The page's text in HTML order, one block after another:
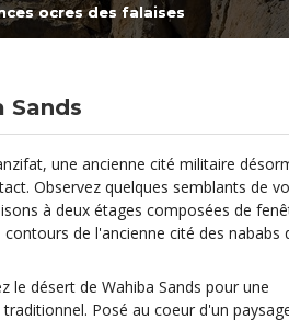
ocres des falaises
Sands
une ancienne cité militaire
Observez quelques semblants de
à deux étages composées de
de l'ancienne cité des nababs
le désert de Wahiba Sands pour une
Posé au coeur d'un